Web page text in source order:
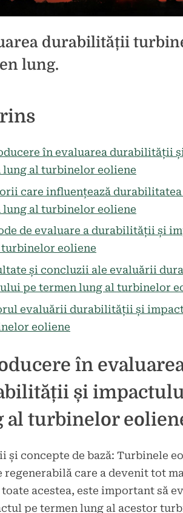
durabilității
lung.
la
durabilității
turbinelor
pe
termen
lung.
în evaluarea durabilității
lung al turbinelor eoliene
care influențează
lung al turbinelor eoliene
de evaluare a durabilității și
eoliene
și concluzii ale evaluării
pe termen lung al turbinelor
evaluării durabilității și
eoliene
în
și
al turbinelor
și concepte de bază: Turbinele
regenerabilă care a devenit tot
toate acestea, este important să
pe termen lung al acestor